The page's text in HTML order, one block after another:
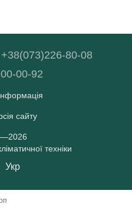
+38(073)226-80-08
00-92
сайту
техніки
Укр